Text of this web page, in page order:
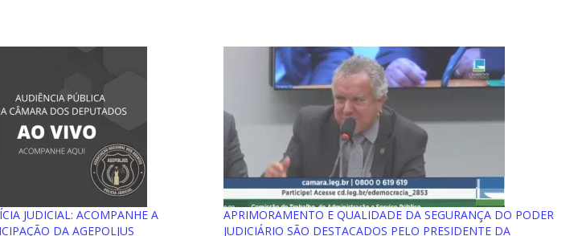
JUDICIAL: ACOMPANHE A
DA AGEPOLJUS
APRIMORAMENTO E QUALIDADE DA SEGURANÇA DO PODER
JUDICIÁRIO SÃO DESTACADOS PELO PRESIDENTE DA